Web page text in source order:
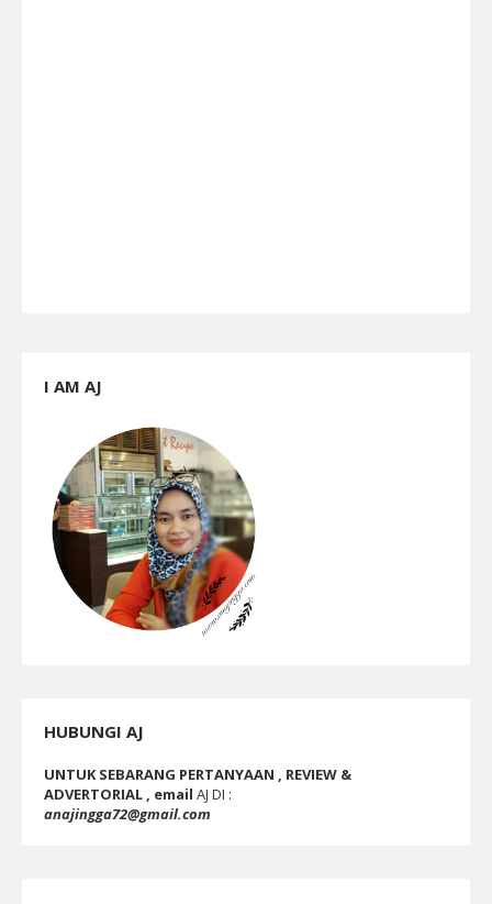
I AM AJ
HUBUNGI AJ
UNTUK SEBARANG PERTANYAAN , REVIEW &
ADVERTORIAL , email AJ DI :
anajingga72@gmail.com